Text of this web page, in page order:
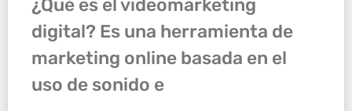
¿Qué es el videomarketing
digital? Es una herramienta de
marketing online basada en el
uso de sonido e